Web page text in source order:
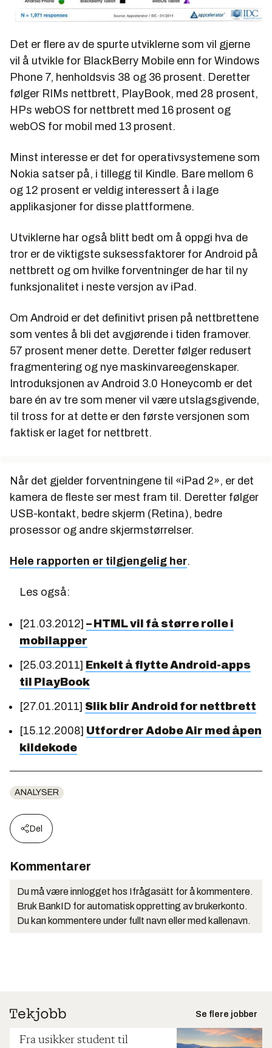
Det er flere av de spurte utviklerne som vil gjerne
vil å utvikle for BlackBerry Mobile enn for Windows
Phone 7, henholdsvis 38 og 36 prosent. Deretter
følger RIMs nettbrett, PlayBook, med 28 prosent,
HPs webOS for nettbrett med 16 prosent og
webOS for mobil med 13 prosent.
Minst interesse er det for operativsystemene som
Nokia satser på, i tillegg til Kindle. Bare mellom 6
og 12 prosent er veldig interessert å i lage
applikasjoner for disse plattformene.
Utviklerne har også blitt bedt om å oppgi hva de
tror er de viktigste suksessfaktorer for Android på
nettbrett og om hvilke forventninger de har til ny
funksjonalitet i neste versjon av iPad.
Om Android er det definitivt prisen på nettbrettene
som ventes å bli det avgjørende i tiden framover.
57 prosent mener dette. Deretter følger redusert
fragmentering og nye maskinvareegenskaper.
Introduksjonen av Android 3.0 Honeycomb er det
bare én av tre som mener vil være utslagsgivende,
til tross for at dette er den første versjonen som
faktisk er laget for nettbrett.
Når det gjelder forventningene til «iPad 2», er det
kamera de fleste ser mest fram til. Deretter følger
USB-kontakt, bedre skjerm (Retina), bedre
prosessor og andre skjermstørrelser.
Hele rapporten er tilgjengelig her.
Les også:
[21.03.2012] – HTML vil få større rolle i
mobilapper
[25.03.2011] Enkelt å flytte Android-apps
til PlayBook
[27.01.2011] Slik blir Android for nettbrett
[15.12.2008] Utfordrer Adobe Air med åpen
kildekode
ANALYSER
Del
Kommentarer
Du må være innlogget hos Ifrågasätt for å kommentere.
Bruk BankID for automatisk oppretting av brukerkonto.
Du kan kommentere under fullt navn eller med kallenavn.
Se flere jobber
Fra usikker student til